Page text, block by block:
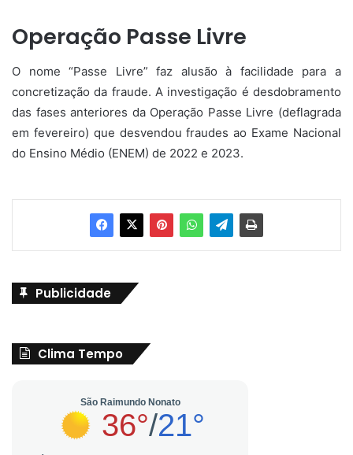
Operação Passe Livre
O nome “Passe Livre” faz alusão à facilidade para a
concretização da fraude. A investigação é desdobramento
das fases anteriores da Operação Passe Livre (deflagrada
em fevereiro) que desvendou fraudes ao Exame Nacional
do Ensino Médio (ENEM) de 2022 e 2023.
Publicidade
Clima Tempo